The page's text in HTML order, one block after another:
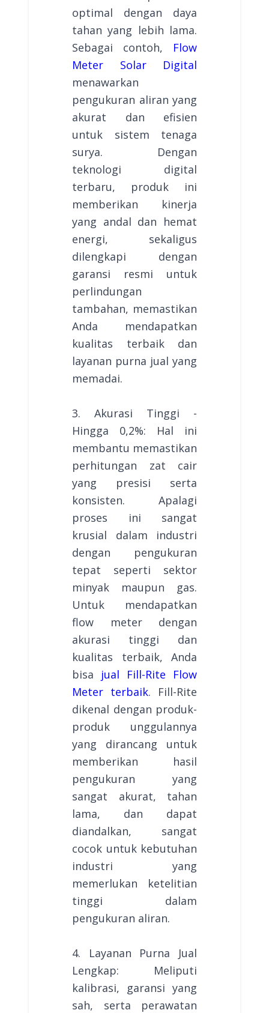
optimal dengan daya
tahan yang lebih lama.
Sebagai contoh, Flow
Meter Solar Digital
menawarkan
pengukuran aliran yang
akurat dan efisien
untuk sistem tenaga
surya. Dengan
teknologi digital
terbaru, produk ini
memberikan kinerja
yang andal dan hemat
energi, sekaligus
dilengkapi dengan
garansi resmi untuk
perlindungan
tambahan, memastikan
Anda mendapatkan
kualitas terbaik dan
layanan purna jual yang
memadai.
3. Akurasi Tinggi -
Hingga 0,2%: Hal ini
membantu memastikan
perhitungan zat cair
yang presisi serta
konsisten. Apalagi
proses ini sangat
krusial dalam industri
dengan pengukuran
tepat seperti sektor
minyak maupun gas.
Untuk mendapatkan
flow meter dengan
akurasi tinggi dan
kualitas terbaik, Anda
bisa jual Fill-Rite Flow
Meter terbaik. Fill-Rite
dikenal dengan produk-
produk unggulannya
yang dirancang untuk
memberikan hasil
pengukuran yang
sangat akurat, tahan
lama, dan dapat
diandalkan, sangat
cocok untuk kebutuhan
industri yang
memerlukan ketelitian
tinggi dalam
pengukuran aliran.
4. Layanan Purna Jual
Lengkap: Meliputi
kalibrasi, garansi yang
sah, serta perawatan